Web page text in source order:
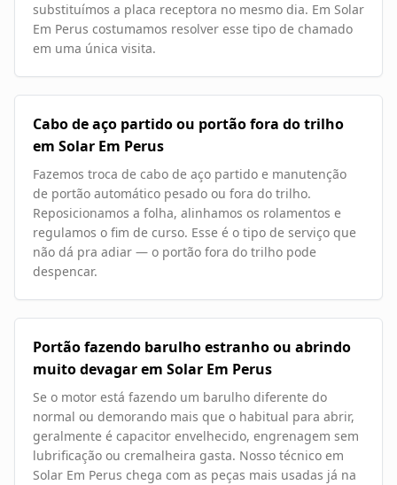
substituímos a placa receptora no mesmo dia. Em Solar
Em Perus costumamos resolver esse tipo de chamado
em uma única visita.
Cabo de aço partido ou portão fora do trilho
em Solar Em Perus
Fazemos troca de cabo de aço partido e manutenção
de portão automático pesado ou fora do trilho.
Reposicionamos a folha, alinhamos os rolamentos e
regulamos o fim de curso. Esse é o tipo de serviço que
não dá pra adiar — o portão fora do trilho pode
despencar.
Portão fazendo barulho estranho ou abrindo
muito devagar em Solar Em Perus
Se o motor está fazendo um barulho diferente do
normal ou demorando mais que o habitual para abrir,
geralmente é capacitor envelhecido, engrenagem sem
lubrificação ou cremalheira gasta. Nosso técnico em
Solar Em Perus chega com as peças mais usadas já na